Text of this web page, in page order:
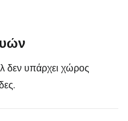
δεν υπάρχει χώρος